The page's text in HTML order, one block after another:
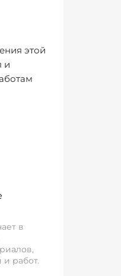
этой
и
в
и работ.